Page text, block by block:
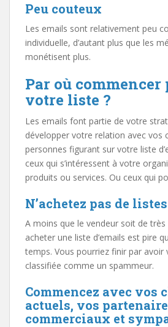
Peu couteux
Les emails sont relativement peu
individuelle, d’autant plus que les
monétisent plus.
Par où
votre liste ?
Les emails font partie de votre
développer votre relation avec vos
personnes figurant sur votre liste
ceux qui s’intéressent à votre
produits ou services. Ou ceux qui
N’achetez pas de
A moins que le vendeur soit de
acheter une liste d’emails est pire
temps. Vous pourriez finir par avoir
classifiée comme un spammeur.
Commencez avec vos
actuels, vos
commerciaux et